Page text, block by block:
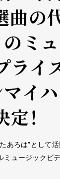
曲の
のミ
ライ
イ
！
あろは”として
ミュージックビ